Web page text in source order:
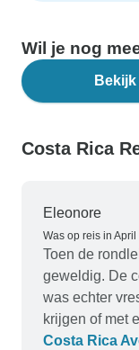
Wil je nog
Costa Rica
Eleonore
Was op reis in April
Toen de
geweldig. De
was echter
krijgen of met
Costa Rica